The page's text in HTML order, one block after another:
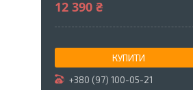
12 390 ₴
КУПИТИ
+380 (97) 100-05-21